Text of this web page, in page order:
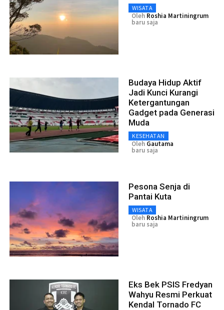
WISATA
Oleh Roshia Martiningrum
baru saja
Budaya Hidup Aktif
Jadi Kunci Kurangi
Ketergantungan
Gadget pada Generasi
Muda
KESEHATAN
Oleh Gautama
baru saja
Pesona Senja di
Pantai Kuta
WISATA
Oleh Roshia Martiningrum
baru saja
Eks Bek PSIS Fredyan
Wahyu Resmi Perkuat
Kendal Tornado FC